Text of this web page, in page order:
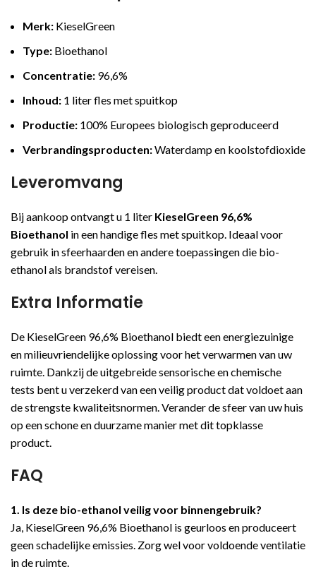
Merk: KieselGreen
Type: Bioethanol
Concentratie: 96,6%
Inhoud: 1 liter fles met spuitkop
Productie: 100% Europees biologisch geproduceerd
Verbrandingsproducten:Waterdamp en koolstofdioxide
Leveromvang
Bij aankoop ontvangt u 1 liter KieselGreen 96,6%
Bioethanol in een handige fles met spuitkop. Ideaal voor
gebruik in sfeerhaarden en andere toepassingen die bio-
ethanol als brandstof vereisen.
Extra Informatie
De KieselGreen 96,6% Bioethanol biedt een energiezuinige
en milieuvriendelijke oplossing voor het verwarmen van uw
ruimte. Dankzij de uitgebreide sensorische en chemische
tests bent u verzekerd van een veilig product dat voldoet aan
de strengste kwaliteitsnormen. Verander de sfeer van uw huis
op een schone en duurzame manier met dit topklasse
product.
FAQ
1. Is deze bio-ethanol veilig voor binnengebruik?
Ja, KieselGreen 96,6% Bioethanol is geurloos en produceert
geen schadelijke emissies. Zorg wel voor voldoende ventilatie
in de ruimte.